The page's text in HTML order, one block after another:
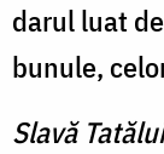
darul luat
bunule,
Slavă